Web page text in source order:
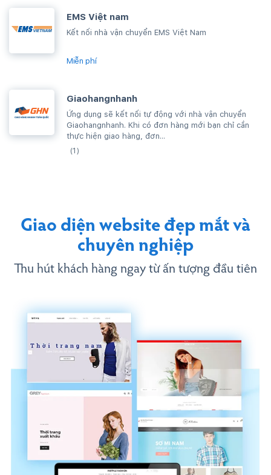
EMS Việt nam
Kết nối nhà vận chuyển EMS Việt Nam
Miễn phí
Giaohangnhanh
Ứng dụng sẽ kết nối tự động với nhà vận chuyển
Giaohangnhanh. Khi có đơn hàng mới bạn chỉ cần
thực hiện giao hàng, đơn...
(1)
Giao diện website đẹp mắt và
chuyên nghiệp
Thu hút khách hàng ngay từ ấn tượng đầu tiên